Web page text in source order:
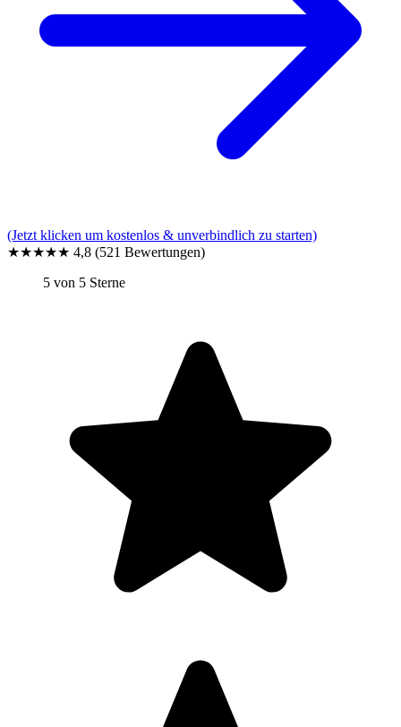
(Jetzt klicken um kostenlos & unverbindlich zu starten)
★★★★★ 4,8 (521 Bewertungen)
5 von 5 Sterne